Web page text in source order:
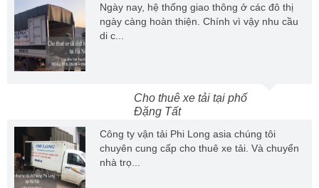
Ngày nay, hệ thống giao thông ở các đô thị
ngày càng hoàn thiện. Chính vì vậy nhu cầu
di c...
Cho thuê xe tải tại phố
Đặng Tất
Công ty vận tải Phi Long asia chúng tôi
chuyên cung cấp cho thuê xe tải. Và chuyển
nhà trọ...